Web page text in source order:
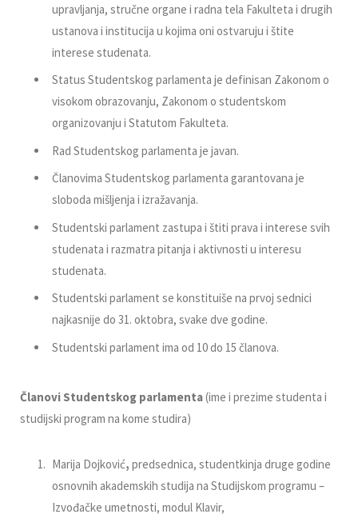
upravljanja, stručne organe i radna tela Fakulteta i drugih
ustanova i institucija u kojima oni ostvaruju i štite
interese studenata.
Status Studentskog parlamenta je definisan Zakonom o
visokom obrazovanju, Zakonom o studentskom
organizovanju i Statutom Fakulteta.
Rad Studentskog parlamenta je javan.
Članovima Studentskog parlamenta garantovana je
sloboda mišljenja i izražavanja.
Studentski parlament zastupa i štiti prava i interese svih
studenata i razmatra pitanja i aktivnosti u interesu
studenata.
Studentski parlament se konstituiše na prvoj sednici
najkasnije do 31. oktobra, svake dve godine.
Studentski parlament ima od 10 do 15 članova.
Članovi Studentskog parlamenta(ime i prezime studenta i
studijski program na kome studira)
Marija Dojković, predsednica, studentkinja druge godine
osnovnih akademskih studija na Studijskom programu –
Izvođačke umetnosti, modul Klavir,